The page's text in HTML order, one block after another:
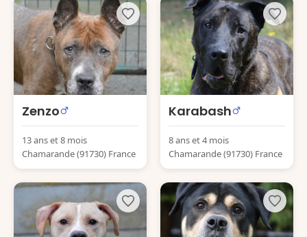
Zenzo
13 ans et 8 mois
Chamarande (91730) France
Karabash
8 ans et 4 mois
Chamarande (91730) France